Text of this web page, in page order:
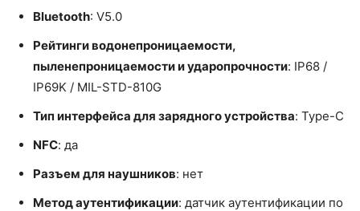
Bluetooth: V5.0
Рейтинги водонепроницаемости,
пыленепроницаемости и ударопрочности: IP68 /
IP69K / MIL-STD-810G
Тип интерфейса для зарядного устройства: Type-C
NFC: да
Разъем для наушников: нет
Метод аутентификации: датчик аутентификации по